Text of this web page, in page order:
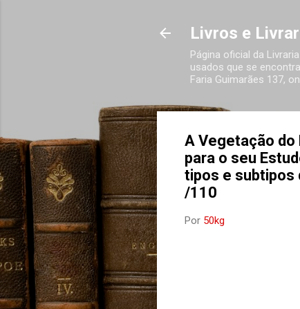
Livros e
Página oficial da
usados que se
Faria Guimarães 137,
A Vegetação do
para o seu
tipos e subtipos
/110
Por 50kg